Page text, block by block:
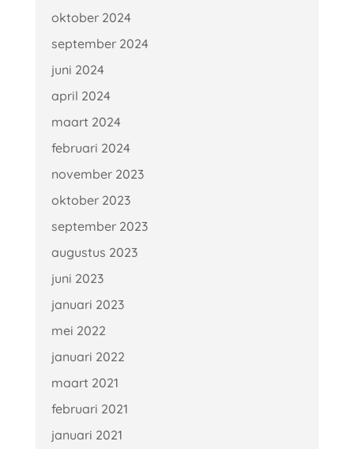
oktober 2024
september 2024
juni 2024
april 2024
maart 2024
februari 2024
november 2023
oktober 2023
september 2023
augustus 2023
juni 2023
januari 2023
mei 2022
januari 2022
maart 2021
februari 2021
januari 2021